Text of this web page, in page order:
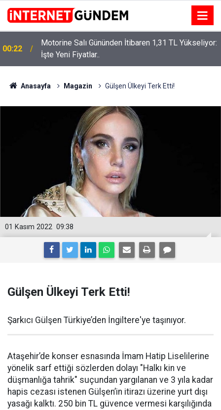
15:58
Neşet Ertaş’a “Bozkırın Tezenesi” Lakabını Kim
Verdi? Beyaz’la Joker Sorusunun Cevabı Merak
Edildi
Anasayfa Magazin Gülşen Ülkeyi Terk Etti!
09:38
01 Kasım 2022
Gülşen Ülkeyi Terk Etti!
Şarkıcı Gülşen Türkiye’den İngiltere'ye taşınıyor.
Ataşehir’de konser esnasında İmam Hatip Liselilerine
yönelik sarf ettiği sözlerden dolayı "Halkı kin ve
düşmanlığa tahrik" suçundan yargılanan ve 3 yıla kadar
hapis cezası istenen Gülşen’in itirazı üzerine yurt dışı
yasağı kalktı. 250 bin TL güvence vermesi karşılığında